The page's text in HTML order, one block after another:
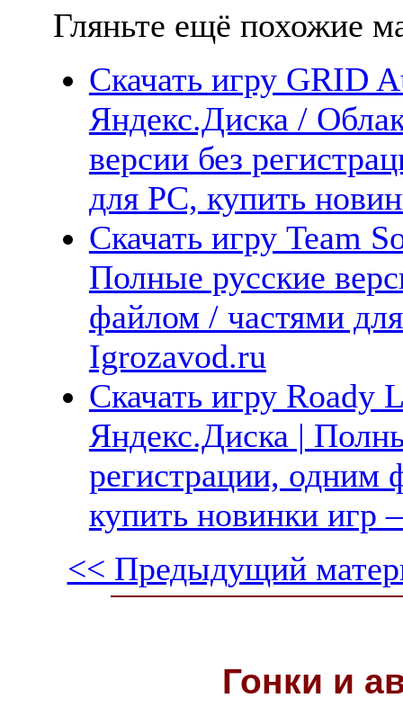
Гляньте ещё похожие
Скачать игру GRID
Яндекс.Диска /
версии без
для PC, купить
Скачать игру Team
Полные русские
файлом / частями
Igrozavod.ru
Скачать игру
Яндекс.Диска |
регистрации, одним
купить новинки
<< Предыдущий
Гонки и